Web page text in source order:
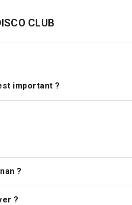
CLUB
important ?
?
?